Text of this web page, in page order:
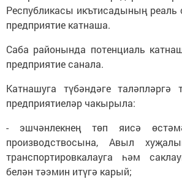
Республикасы икътисадының реаль
предприятие катнаша.
Саба районында потенциаль
предприятие санала.
Катнашуга түбәндәге таләпләргә
предприятиеләр чакырыла:
- эшчәнлекнең төп яисә
производствосына, Авыл
транспортировкалауга һәм
белән тәэмин итүгә карый;